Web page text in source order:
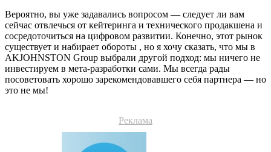
Вероятно, вы уже задавались вопросом — следует ли вам
сейчас отвлечься от кейтеринга и технического продакшена и
сосредоточиться на цифровом развитии. Конечно, этот рынок
существует и набирает обороты , но я хочу сказать, что мы в
AKJOHNSTON Group выбрали другой подход: мы ничего не
инвестируем в мета-разработки сами. Мы всегда рады
посоветовать хорошо зарекомендовавшего себя партнера — но
это не мы!
Реклама